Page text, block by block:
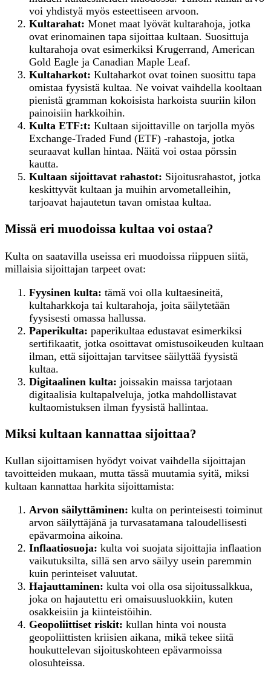
voi yhdistyä myös esteettiseen arvoon.
Kultarahat: Monet maat lyövät kultarahoja, jotka
ovat erinomainen tapa sijoittaa kultaan. Suosittuja
kultarahoja ovat esimerkiksi Krugerrand, American
Gold Eagle ja Canadian Maple Leaf.
Kultaharkot: Kultaharkot ovat toinen suosittu tapa
omistaa fyysistä kultaa. Ne voivat vaihdella kooltaan
pienistä gramman kokoisista harkoista suuriin kilon
painoisiin harkkoihin.
Kulta ETF:t: Kultaan sijoittaville on tarjolla myös
Exchange-Traded Fund (ETF) -rahastoja, jotka
seuraavat kullan hintaa. Näitä voi ostaa pörssin
kautta.
Kultaan sijoittavat rahastot: Sijoitusrahastot, jotka
keskittyvät kultaan ja muihin arvometalleihin,
tarjoavat hajautetun tavan omistaa kultaa.
Missä eri muodoissa kultaa voi ostaa?
Kulta on saatavilla useissa eri muodoissa riippuen siitä,
millaisia sijoittajan tarpeet ovat:
Fyysinen kulta: tämä voi olla kultaesineitä,
kultaharkkoja tai kultarahoja, joita säilytetään
fyysisesti omassa hallussa.
Paperikulta: paperikultaa edustavat esimerkiksi
sertifikaatit, jotka osoittavat omistusoikeuden kultaan
ilman, että sijoittajan tarvitsee säilyttää fyysistä
kultaa.
Digitaalinen kulta: joissakin maissa tarjotaan
digitaalisia kultapalveluja, jotka mahdollistavat
kultaomistuksen ilman fyysistä hallintaa.
Miksi kultaan kannattaa sijoittaa?
Kullan sijoittamisen hyödyt voivat vaihdella sijoittajan
tavoitteiden mukaan, mutta tässä muutamia syitä, miksi
kultaan kannattaa harkita sijoittamista:
Arvon säilyttäminen: kulta on perinteisesti toiminut
arvon säilyttäjänä ja turvasatamana taloudellisesti
epävarmoina aikoina.
Inflaatiosuoja: kulta voi suojata sijoittajia inflaation
vaikutuksilta, sillä sen arvo säilyy usein paremmin
kuin perinteiset valuutat.
Hajauttaminen: kulta voi olla osa sijoitussalkkua,
joka on hajautettu eri omaisuusluokkiin, kuten
osakkeisiin ja kiinteistöihin.
Geopoliittiset riskit: kullan hinta voi nousta
geopoliittisten kriisien aikana, mikä tekee siitä
houkuttelevan sijoituskohteen epävarmoissa
olosuhteissa.